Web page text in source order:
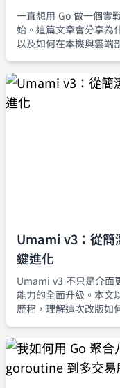
一直想用 Go 做一個實
始。這篇文章會分享為
以及如何在本機與雲端
Umami v3：從簡
鍵進化
Umami v3 不只是介面
能力的全面升級。本文
歷程，理解這次改版如